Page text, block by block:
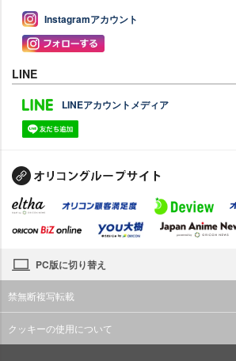
Instagramアカウント
LINE
LINEアカウントメディア
PC版に切り替え
禁無断複写転載
クッキーの使用について